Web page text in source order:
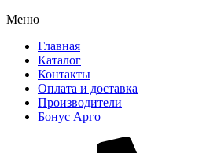
Меню
Главная
Каталог
Контакты
Оплата и доставка
Производители
Бонус Арго